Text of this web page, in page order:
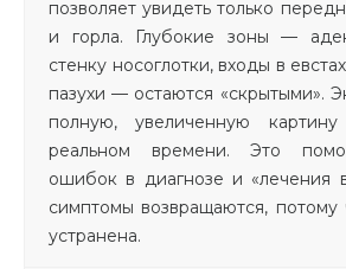
позволяет увидеть только
и горла. Глубокие зоны —
стенку носоглотки, входы в
пазухи — остаются «скрытыми».
полную, увеличенную
реальном времени. Это
ошибок в диагнозе и «лечения
симптомы возвращаются, потому
устранена.